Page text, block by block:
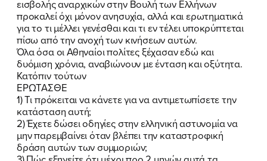
ΠΟΙΑ ΕΙΜΑΙ
ΕΡΓΟ
ΕΚΔΗΛΩΣΕΙΣ
ΝΕΑ
εισβολής αναρχικών στην Βουλή των Ελλήνων
προκαλεί όχι μόνον ανησυχία, αλλά και ερωτηματικά
για το τι μέλλει γενέσθαι και τι εν τέλει υποκρύπτεται
πίσω από την ανοχή των κινήσεων αυτών.
Όλα όσα οι Αθηναίοι πολίτες ξέχασαν εδώ και
δυόμιση χρόνια, αναβιώνουν με ένταση και οξύτητα.
Κατόπιν τούτων
ΕΡΩΤΑΣΘΕ
1) Τι πρόκειται να κάνετε για να αντιμετωπίσετε την
κατάσταση αυτή;
2) Έχετε δώσει οδηγίες στην ελληνική αστυνομία να
μην παρεμβαίνει όταν βλέπει την καταστροφική
δράση αυτών των συμμοριών;